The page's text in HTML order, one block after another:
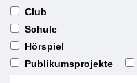
Club
Schule
Hörspiel
Publikumsprojekte